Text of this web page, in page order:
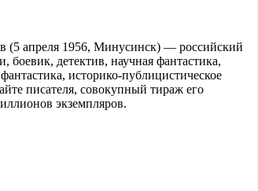
(5 апреля 1956, Минусинск) — российский
боевик, детектив, научная фантастика,
историко-публицистическое
писателя, совокупный тираж его
экземпляров.